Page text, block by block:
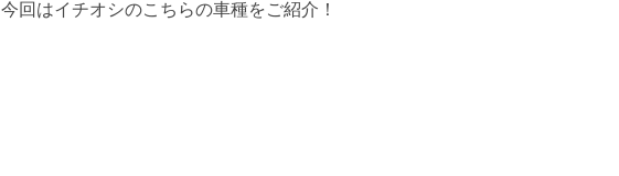
今回はイチオシのこちらの車種をご紹介！